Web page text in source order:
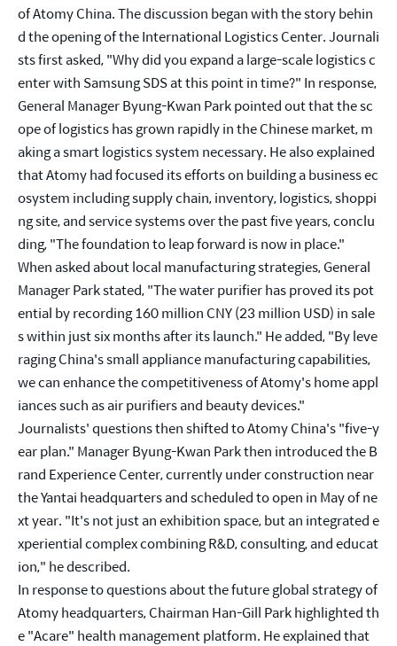
of Atomy China. The discussion began with the story behin
d the opening of the International Logistics Center. Journali
sts first asked, "Why did you expand a large-scale logistics c
enter with Samsung SDS at this point in time?" In response,
General Manager Byung-Kwan Park pointed out that the sc
ope of logistics has grown rapidly in the Chinese market, m
aking a smart logistics system necessary. He also explained
that Atomy had focused its efforts on building a business ec
osystem including supply chain, inventory, logistics, shoppi
ng site, and service systems over the past five years, conclu
ding, "The foundation to leap forward is now in place."
When asked about local manufacturing strategies, General
Manager Park stated, "The water purifier has proved its pot
ential by recording 160 million CNY (23 million USD) in sale
s within just six months after its launch." He added, "By leve
raging China's small appliance manufacturing capabilities,
we can enhance the competitiveness of Atomy's home appl
iances such as air purifiers and beauty devices."
Journalists' questions then shifted to Atomy China's "five-y
ear plan." Manager Byung-Kwan Park then introduced the B
rand Experience Center, currently under construction near
the Yantai headquarters and scheduled to open in May of ne
xt year. "It's not just an exhibition space, but an integrated e
xperiential complex combining R&D, consulting, and educat
ion," he described.
In response to questions about the future global strategy of
Atomy headquarters, Chairman Han-Gill Park highlighted th
e "Acare" health management platform. He explained that